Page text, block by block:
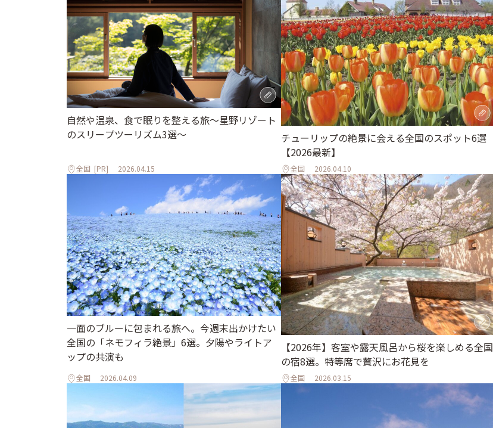
自然や温泉、食で眠りを整える旅～星野リゾート
のスリープツーリズム3選～
全国 [PR] 2026.04.15
チューリップの絶景に会える全国のスポット6選
【2026最新】
全国 2026.04.10
一面のブルーに包まれる旅へ。今週末出かけたい
全国の「ネモフィラ絶景」6選。夕陽やライトア
ップの共演も
全国 2026.04.09
【2026年】客室や露天風呂から桜を楽しめる全国
の宿8選。特等席で贅沢にお花見を
全国 2026.03.15